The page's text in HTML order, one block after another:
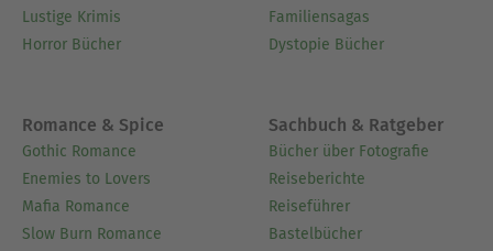
Lustige Krimis
Horror Bücher
Familiensagas
Dystopie Bücher
Romance & Spice
Gothic Romance
Enemies to Lovers
Mafia Romance
Slow Burn Romance
Sachbuch & Ratgeber
Bücher über Fotografie
Reiseberichte
Reiseführer
Bastelbücher